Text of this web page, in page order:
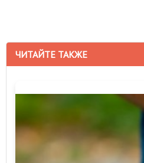
ЧИТАЙТЕ ТАКЖЕ